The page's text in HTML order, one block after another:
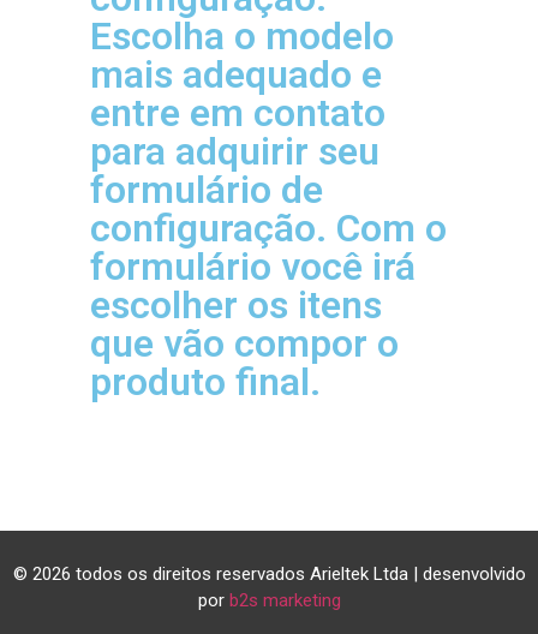
Escolha o modelo
mais adequado e
entre em contato
para adquirir seu
formulário de
configuração. Com o
formulário você irá
escolher os itens
que vão compor o
produto final.
© 2026 todos os direitos reservados Arieltek Ltda | desenvolvido
por b2s marketing